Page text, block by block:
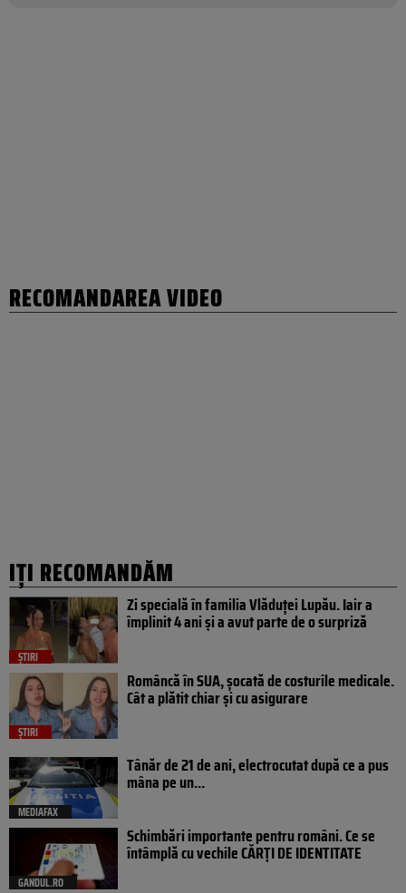
RECOMANDAREA VIDEO
IȚI RECOMANDĂM
ȘTIRI
Zi specială în familia Vlăduței Lupău. Iair a
împlinit 4 ani și a avut parte de o surpriză
ȘTIRI
Româncă în SUA, șocată de costurile medicale.
Cât a plătit chiar și cu asigurare
MEDIAFAX
Tânăr de 21 de ani, electrocutat după ce a pus
mâna pe un...
GANDUL.RO
Schimbări importante pentru români. Ce se
întâmplă cu vechile CĂRȚI DE IDENTITATE